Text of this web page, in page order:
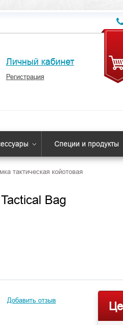
Личный кабинет
Регистрация
Специи и продукты
тактическая койотовая
Bag
Добавить отзыв